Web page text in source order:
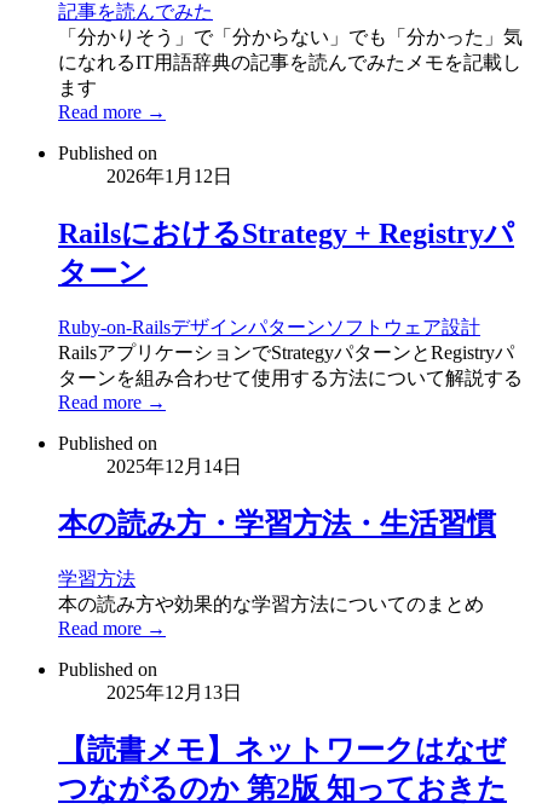
記事を読んでみた
「分かりそう」で「分からない」でも「分かった」気
になれるIT用語辞典の記事を読んでみたメモを記載し
ます
Read more →
Published on
2026年1月12日
RailsにおけるStrategy + Registryパ
ターン
Ruby-on-Railsデザインパターンソフトウェア設計
RailsアプリケーションでStrategyパターンとRegistryパ
ターンを組み合わせて使用する方法について解説する
Read more →
Published on
2025年12月14日
本の読み方・学習方法・生活習慣
学習方法
本の読み方や効果的な学習方法についてのまとめ
Read more →
Published on
2025年12月13日
【読書メモ】ネットワークはなぜ
つながるのか 第2版 知っておきた